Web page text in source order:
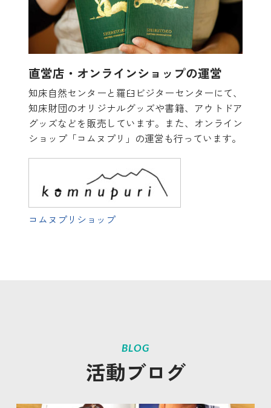
直営店・オンラインショップの運営
知床自然センターと羅臼ビジターセンターにて、
知床財団のオリジナルグッズや書籍、アウトドア
グッズなどを販売しています。また、オンライン
ショップ「コムヌプリ」の運営も行っています。
コムヌプリショップ
BLOG
活動ブログ